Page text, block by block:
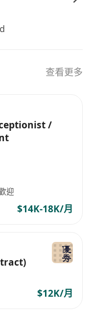
查看更多
/
迎
$14K-18K/月
$12K/月